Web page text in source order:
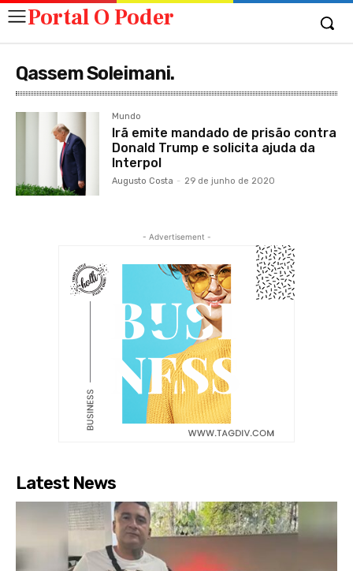
Portal O Poder
Qassem Soleimani.
Mundo
Irã emite mandado de prisão contra
Donald Trump e solicita ajuda da
Interpol
Augusto Costa - 29 de junho de 2020
- Advertisement -
Latest News